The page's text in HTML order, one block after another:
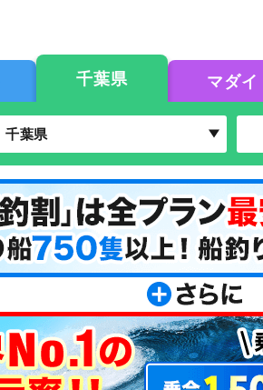
千葉県 マダイ
千葉県